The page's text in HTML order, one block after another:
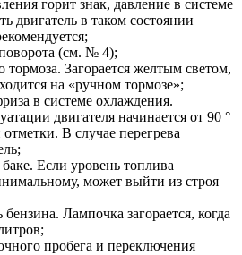
горит знак, давление в системе
двигатель в таком состоянии
(см. № 4);
Загорается желтым светом,
на «ручном тормозе»;
в системе охлаждения.
двигателя начинается от 90 °
В случае перегрева
Если уровень топлива
может выйти из строя
Лампочка загорается, когда
пробега и переключения